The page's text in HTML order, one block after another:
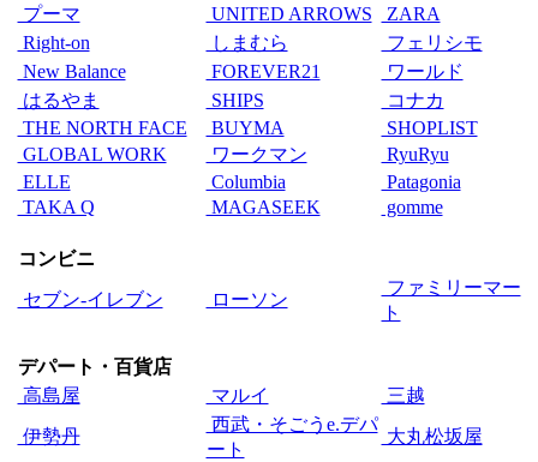
プーマ
UNITED ARROWS
ZARA
Right-on
しまむら
フェリシモ
New Balance
FOREVER21
ワールド
はるやま
SHIPS
コナカ
THE NORTH FACE
BUYMA
SHOPLIST
GLOBAL WORK
ワークマン
RyuRyu
ELLE
Columbia
Patagonia
TAKA Q
MAGASEEK gomme
コンビニ
セブン‐イレブン
ローソン
ファミリーマー
ト
デパート・百貨店
高島屋
マルイ
三越
伊勢丹
西武・そごうe.デパ
ート
大丸松坂屋